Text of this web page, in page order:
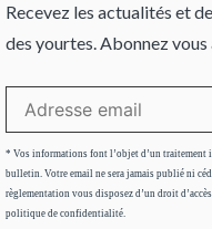
Recevez les actualités et
des yourtes. Abonnez
* Vos informations font l’objet d’un traitement
bulletin. Votre email ne sera jamais publié ni
règlementation vous disposez d’un droit
politique de confidentialité.